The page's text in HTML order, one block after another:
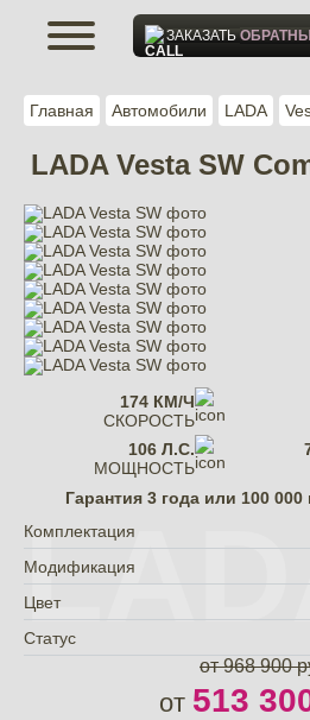
Главная Автомобили LADA
LADA Vesta SW
Гарантия 3 года или 100 000
Комплектация
Модификация
Цвет
Статус
от 968 900
от 513
174 КМ/Ч
СКОРОСТЬ
106 Л.С.
МОЩНОСТЬ
ЗАКАЗАТЬ